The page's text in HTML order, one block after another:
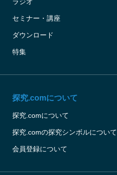
セミナー・講座
ダウンロード
特集
探究.comについて
探究.comについて
探究.comの探究シンボルについて
会員登録について